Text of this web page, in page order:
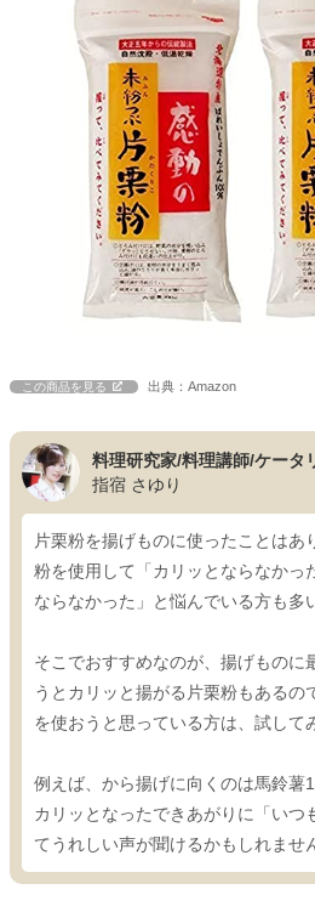
この商品を見る 出典：Amazon
料理研究家/料理講師/ケータ
指宿 さゆり
片栗粉を揚げものに使ったことはあ
粉を使用して「カリッとならなかっ
ならなかった」と悩んでいる方も多
そこでおすすめなのが、揚げものに
うとカリッと揚がる片栗粉もあるの
を使おうと思っている方は、試して
例えば、から揚げに向くのは馬鈴薯
カリッとなったできあがりに「いつ
てうれしい声が聞けるかもしれませ